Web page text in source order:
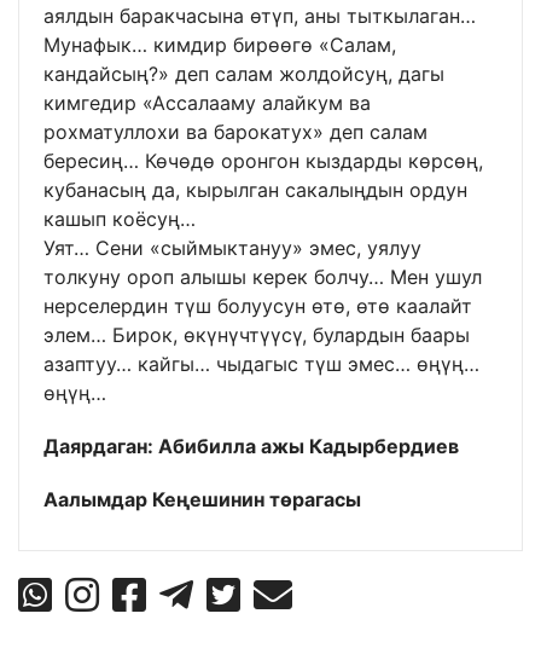
аялдын баракчасына өтүп, аны тыткылаган…
Мунафык… кимдир бирөөгө «Салам,
кандайсың?» деп салам жолдойсуң, дагы
кимгедир «Ассалааму алайкум ва
рохматуллохи ва барокатух» деп салам
бересиң… Көчөдө оронгон кыздарды көрсөң,
кубанасың да, кырылган сакалыңдын ордун
кашып коёсуң…
Уят… Сени «сыймыктануу» эмес, уялуу
толкуну ороп алышы керек болчу… Мен ушул
нерселердин түш болуусун өтө, өтө каалайт
элем… Бирок, өкүнүчтүүсү, булардын баары
азаптуу… кайгы… чыдагыс түш эмес… өңүң…
өңүң…
Даярдаган: Абибилла ажы Кадырбердиев
Аалымдар Кеңешинин төрагасы